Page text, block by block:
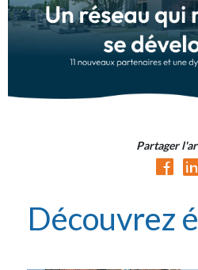
Partager
Découvrez